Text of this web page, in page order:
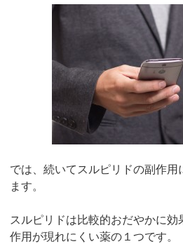
では、続いてスルピリドの副作用
ます。
スルピリドは比較的おだやかに効
作用が現れにくい薬の１つです。